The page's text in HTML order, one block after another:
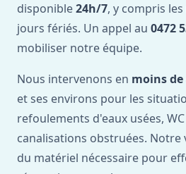
disponible24h/7, y compris
jours fériés. Un appel au 0472
mobiliser notre équipe.
Nous intervenons en moins
et ses environs pour les
refoulements d'eaux usées,
canalisations obstruées. Notre
du matériel nécessaire pour